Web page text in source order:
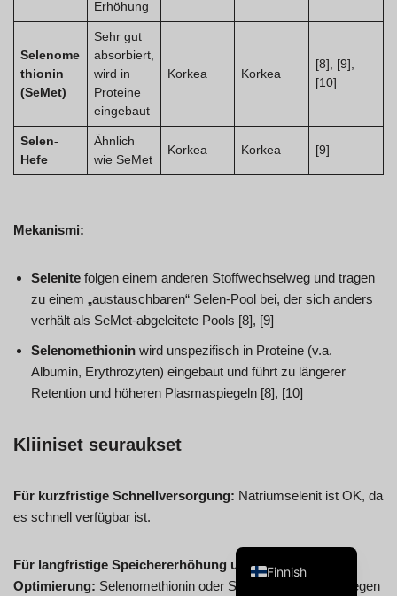
Erhöhung
Selenome
thionin
(SeMet)
Sehr gut
absorbiert,
wird in
Proteine
eingebaut
Korkea Korkea
[8], [9],
[10]
Selen-
Hefe
Ähnlich
wie SeMet
Korkea Korkea [9]
Mekanismi:
Selenite folgen einem anderen Stoffwechselweg und tragen
zu einem „austauschbaren“ Selen-Pool bei, der sich anders
verhält als SeMet-abgeleitete Pools [8], [9]
Selenomethionin wird unspezifisch in Proteine (v.a.
Albumin, Erythrozyten) eingebaut und führt zu längerer
Retention und höheren Plasmaspiegeln [8], [10]
Kliiniset seuraukset
Für kurzfristige Schnellversorgung: Natriumselenit ist OK, da
es schnell verfügbar ist.
Für langfristige Speichererhöhung und Plasma-Selen-
Optimierung: Selenomethionin oder Selen-Hefe sind überlegen
Finnish
Norwegian
Portuguese
Swedish